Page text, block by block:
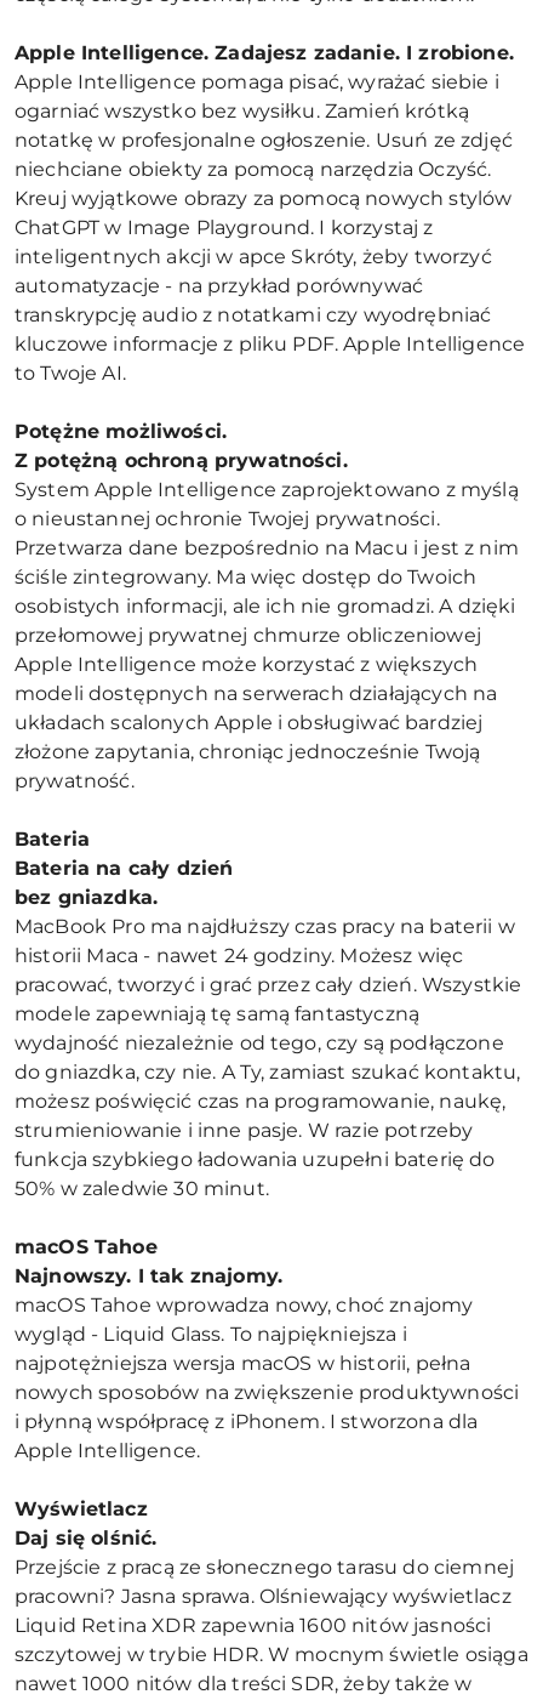
Apple Intelligence. Zadajesz zadanie. I zrobione.
Apple Intelligence pomaga pisać, wyrażać siebie i
ogarniać wszystko bez wysiłku. Zamień krótką
notatkę w profesjonalne ogłoszenie. Usuń ze zdjęć
niechciane obiekty za pomocą narzędzia Oczyść.
Kreuj wyjątkowe obrazy za pomocą nowych stylów
ChatGPT w Image Playground. I korzystaj z
inteligentnych akcji w apce Skróty, żeby tworzyć
automatyzacje - na przykład porównywać
transkrypcję audio z notatkami czy wyodrębniać
kluczowe informacje z pliku PDF. Apple Intelligence
to Twoje AI.
Potężne możliwości.
Z potężną ochroną prywatności.
System Apple Intelligence zaprojektowano z myślą
o nieustannej ochronie Twojej prywatności.
Przetwarza dane bezpośrednio na Macu i jest z nim
ściśle zintegrowany. Ma więc dostęp do Twoich
osobistych informacji, ale ich nie gromadzi. A dzięki
przełomowej prywatnej chmurze obliczeniowej
Apple Intelligence może korzystać z większych
modeli dostępnych na serwerach działających na
układach scalonych Apple i obsługiwać bardziej
złożone zapytania, chroniąc jednocześnie Twoją
prywatność.
Bateria
Bateria na cały dzień
bez gniazdka.
MacBook Pro ma najdłuższy czas pracy na baterii w
historii Maca - nawet 24 godziny. Możesz więc
pracować, tworzyć i grać przez cały dzień. Wszystkie
modele zapewniają tę samą fantastyczną
wydajność niezależnie od tego, czy są podłączone
do gniazdka, czy nie. A Ty, zamiast szukać kontaktu,
możesz poświęcić czas na programowanie, naukę,
strumieniowanie i inne pasje. W razie potrzeby
funkcja szybkiego ładowania uzupełni baterię do
50% w zaledwie 30 minut.
macOS Tahoe
Najnowszy. I tak znajomy.
macOS Tahoe wprowadza nowy, choć znajomy
wygląd - Liquid Glass. To najpiękniejsza i
najpotężniejsza wersja macOS w historii, pełna
nowych sposobów na zwiększenie produktywności
i płynną współpracę z iPhonem. I stworzona dla
Apple Intelligence.
Wyświetlacz
Daj się olśnić.
Przejście z pracą ze słonecznego tarasu do ciemnej
pracowni? Jasna sprawa. Olśniewający wyświetlacz
Liquid Retina XDR zapewnia 1600 nitów jasności
szczytowej w trybie HDR. W mocnym świetle osiąga
nawet 1000 nitów dla treści SDR, żeby także w